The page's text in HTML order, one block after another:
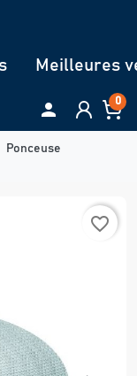
Meilleures
 0
Ponceuse
favorite_border